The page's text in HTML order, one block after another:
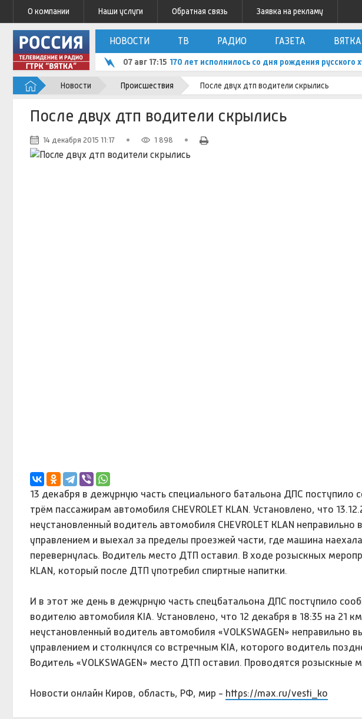
О компании Наши услуги Обратная связь Заявка на рекламу
НОВОСТИ ТВ РАДИО ГАЗЕТА
07 авг 17:15 170 лет исполнилось со дня рождения
Новости Происшествия После двух дтп водители скрылись
После двух дтп водители скрылись
14 декабря 2015 11:17 1 898
13 декабря в дежурную часть специального батальона ДПС
трём пассажирам автомобиля СНЕVRОLЕТ КLАN. Установлено, что
неустановленный водитель автомобиля СНЕVRОLЕТ КLАN неправильно
управлением и выехал за пределы проезжей части, где машина
перевернулась. Водитель место ДТП оставил. В ходе розыскных
КLАN, который после ДТП употребил спиртные напитки.
И в этот же день в дежурную часть спецбатальона ДПС поступило
водителю автомобиля KIA. Установлено, что 12 декабря в 18:35 на 21
неустановленный водитель автомобиля «VOLKSWAGEN» неправильно
управлением и столкнулся со встречным KIA, которого водитель
Водитель «VOLKSWAGEN» место ДТП оставил. Проводятся розыскные
Новости онлайн Киров, область, РФ, мир - https://max.ru/vesti_ko